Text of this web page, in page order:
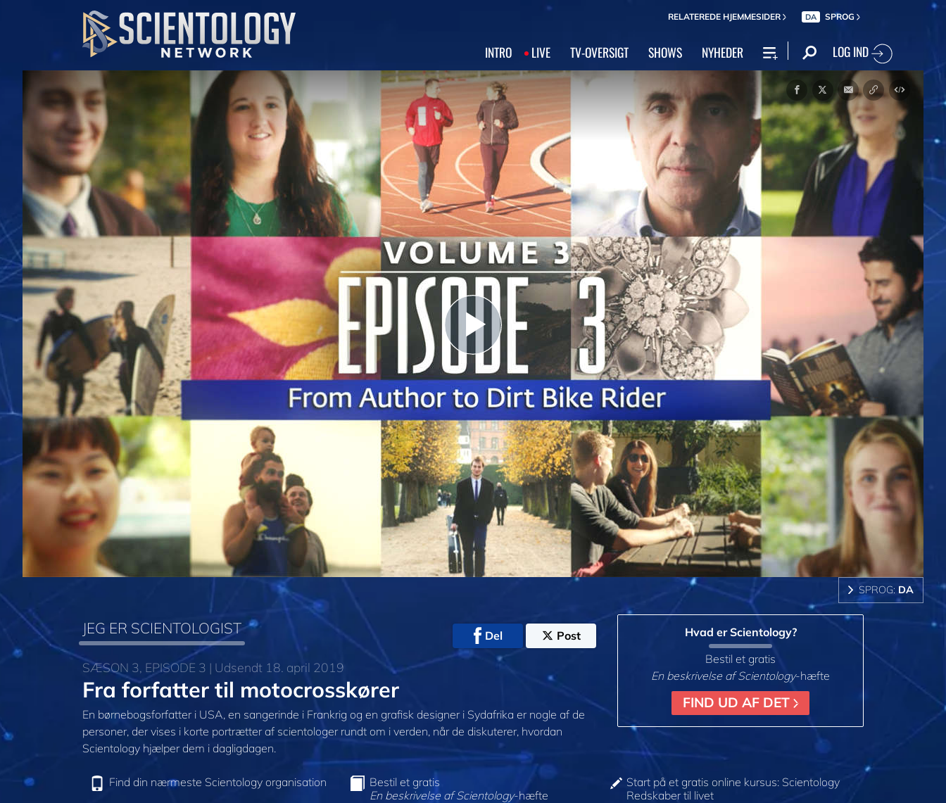
RELATEREDE HJEMMESIDER DA SPROG
INTRO LIVE TV‑OVERSIGT SHOWS NYHEDER LOG IND
Play
Video
SPROG: DA
JEG ER SCIENTOLOGIST Del Post
SÆSON 3, EPISODE 3 | Udsendt 18. april 2019
Fra forfatter til motocrosskører
En børnebogsforfatter i USA, en sangerinde i Frankrig og en grafisk designer i Sydafrika er nogle af de
personer, der vises i korte portrætter af scientologer rundt om i verden, når de diskuterer, hvordan
Scientology hjælper dem i dagligdagen.
Hvad er Scientology?
Bestil et gratis
En beskrivelse af Scientology-hæfte
FIND UD AF DET
Find din nærmeste Scientology organisation
Bestil et gratis
En beskrivelse af Scientology-hæfte
Start på et gratis online kursus: Scientology
Redskaber til livet